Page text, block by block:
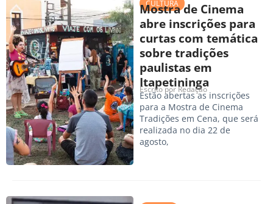
CULTURA
Mostra de Cinema
abre inscrições para
curtas com temática
sobre tradições
paulistas em
Itapetininga
Escrito porRedação
Estão abertas as inscrições
para a Mostra de Cinema
Tradições em Cena, que será
realizada no dia 22 de
agosto,